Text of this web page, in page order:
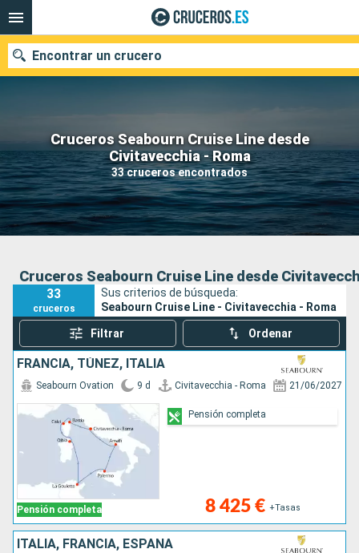
Cruceros Seabourn Cruise Line desde
Civitavecchia - Roma
33 cruceros encontrados
Encontrar un crucero
Nuestros destinos
Fecha de salida
Puertos Compañías
Cruceros Seabourn Cruise Line desde
33
cruceros
Sus criterios de búsqueda:
Seabourn Cruise Line - Civitavecchia - Roma
Filtrar Ordenar
FRANCIA, TÚNEZ, ITALIA
Pensión completa
Seabourn Ovation 9 d Civitavecchia - Roma 21/06/2027
8 425 € +Tasas
Pensión completa
ITALIA, FRANCIA, ESPAÑA